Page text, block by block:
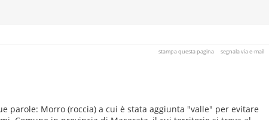
stampa questa pagina segnala via e-mail
parole: Morro (roccia) a cui è stata aggiunta "valle" per evitare